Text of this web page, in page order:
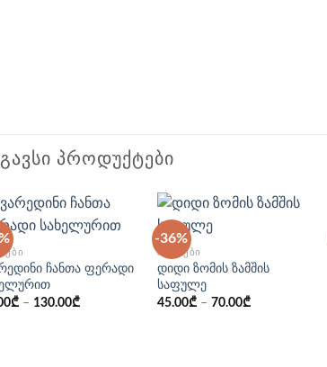
ᲞᲠᲝᲓᲣᲥᲢᲔᲑᲘ
ჩანთა ფერადი
₾ – 130.00₾
-36%
ᲩᲐᲜᲗᲔᲑᲘ
დიდი ზომის ზამშის
საფულე
45.00₾ –70.00₾